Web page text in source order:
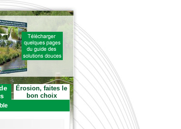
Érosion, faites le
bon choix